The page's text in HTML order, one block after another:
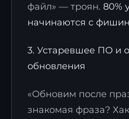
файл» — троян. 80%
начинаются с
3. Устаревшее ПО и
обновления
«Обновим после
знакомая фраза?